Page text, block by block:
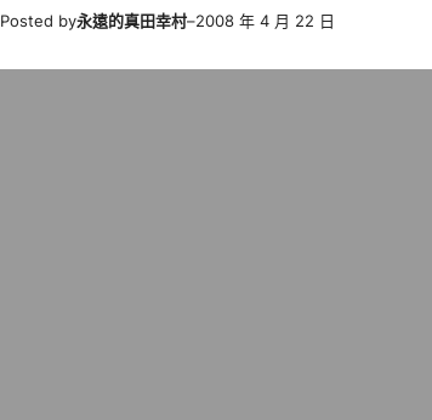
Posted by永遠的真田幸村–2008 年 4 月 22 日